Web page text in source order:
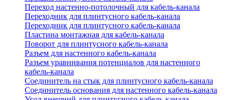
Переход настенно-потолочный для кабель-канала
Переходник для плинтусного кабель-канала
Переходник для плинтусного кабель-канала
Пластина монтажная для кабель-канала
Поворот для плинтусного кабель-канала
Разъем для настенного кабель-канала
Разъем уравнивания потенциалов для настенного
кабель-канала
Соединитель на стык для плинтусного кабель-канала
Соединитель основания для настенного кабель-канала